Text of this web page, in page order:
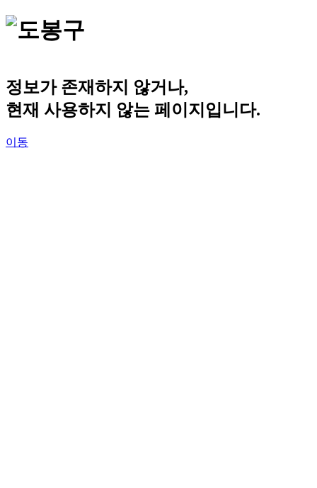
정보가 존재하지 않거나,
현재 사용하지 않는 페이지입니다.
이동